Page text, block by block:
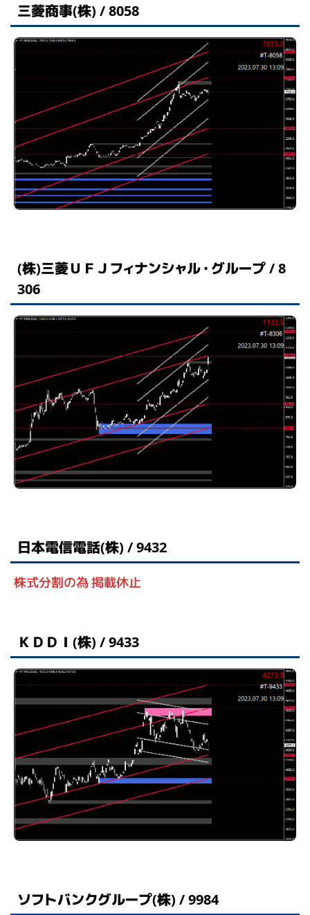
三菱商事(株) / 8058
(株)三菱ＵＦＪフィナンシャル・グループ / 8
306
日本電信電話(株) / 9432
株式分割の為 掲載休止
ＫＤＤＩ(株) / 9433
ソフトバンクグループ(株) / 9984